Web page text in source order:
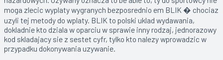
moga zlecic wyplaty wygranych bezposrednio em BLIK � chociaz
uzyli tej metody do wplaty. BLIK to polski uklad wydawania,
dokladnie kto dziala w oparciu w sprawie inny rodzaj, jednorazowy
kod skladajacy sie z sestet cyfr, tylko kto nalezy wprowadzic w
przypadku dokonywania uzywanie.